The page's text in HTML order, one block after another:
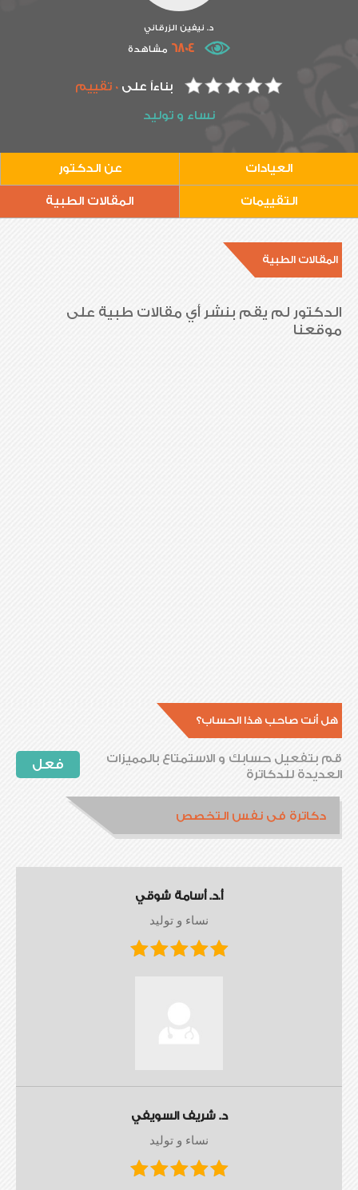
د. نيفين الزرقاني
6804 مشاهدة
بناءاً على0 تقييم
نساء و توليد
العيادات عن الدكتور
التقييمات المقالات الطبية
المقالات الطبية
الدكتور لم يقم بنشر أي مقالات طبية على
موقعنا
هل أنت صاحب هذا الحساب؟
فعل
قم بتفعيل حسابك و الاستمتاع بالمميزات
العديدة للدكاترة
دكاترة فى نفس التخصص
أ.د. أسامة شوقي
نساء و توليد
د. شريف السويفي
نساء و توليد